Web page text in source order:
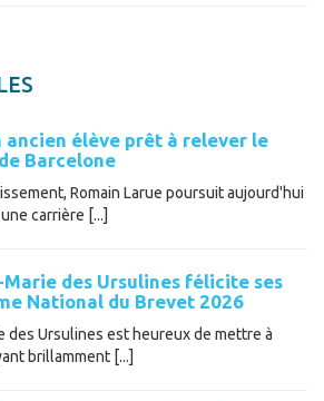
ancien élève prêt à relever le
Barcelone
Romain Larue poursuit aujourd'hui
carrière [...]
des Ursulines félicite ses
National du Brevet 2026
des Ursulines est heureux de mettre à
brillamment [...]